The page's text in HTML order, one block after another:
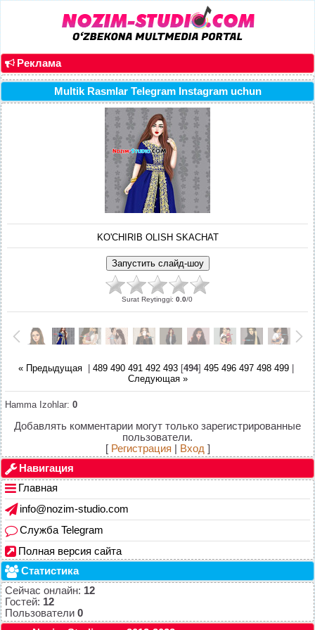
Реклама
Multik Rasmlar Telegram Instagram uchun
KO'CHIRIB OLISH SKACHAT
Surat Reytinggi: 0.0/0
« Предыдущая 489 490 491 492 493 [494] 495 496 497 498 499
Следующая »
Hamma Izohlar: 0
Добавлять комментарии могут только зарегистрированные
пользователи.
[ Регистрация Вход ]
Навигация
Главная
info@nozim-studio.com
Служба Telegram
Полная версия сайта
Статистика
Сейчас онлайн: 12
Гостей: 12
Пользователи 0